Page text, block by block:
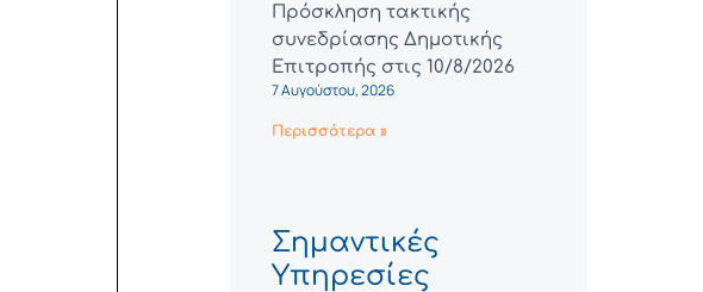
Πρόσκληση τακτικής
συνεδρίασης Δημοτικής
Επιτροπής στις 10/8/2026
7 Αυγούστου, 2026
Περισσότερα »
Σημαντικές
Υπηρεσίες